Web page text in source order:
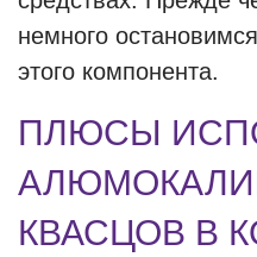
немного
этого компонента.
ПЛЮСЫ
КВАСЦОВ В